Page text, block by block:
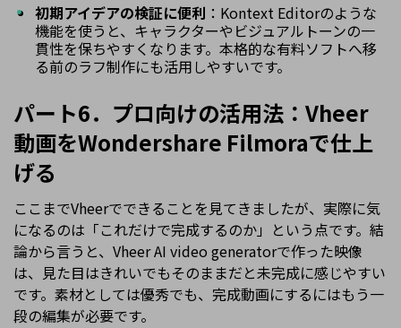
初期アイデアの検証に便利 ：Kontext Editorのような
機能を使うと、キャラクターやビジュアルトーンの一
貫性を保ちやすくなります。本格的な有料ソフトへ移
る前のラフ制作にも活用しやすいです。
パート6．プロ向けの活用法：Vheer
動画をWondershare Filmoraで仕上
げる
ここまでVheerでできることを見てきましたが、実際に気
になるのは「これだけで完成するのか」という点です。結
論から言うと、Vheer AI video generatorで作った映像
は、見た目はきれいでもそのままだと未完成に感じやすい
です。素材としては優秀でも、完成動画にするにはもう一
段の編集が必要です。